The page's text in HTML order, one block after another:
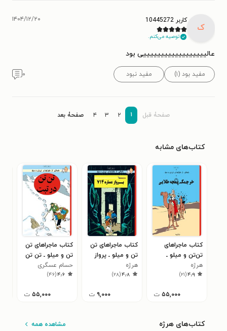
ک
کاربر 10445272
توصیه می‌کنم.
۱۴۰۴/۱۲/۲۰
عالییییییییییییییییییی بود
مفید بود (۱) مفید نبود ۰
صفحۀ قبل ۱ ۲ ۳ ۴ صفحۀ بعد
کتاب‌های مشابه
کتاب ماجراهای
تن‌تن و میلو ـ
خرچنگ پنجه طلایی
هرژه
۴٫۹(۲۱)
۵۵,۰۰۰ ت
کتاب ماجراهای تن
تن و میلو ـ پرواز
شماره ۷۱۴
هرژه
۴٫۸(۲۸)
۹,۰۰۰ ت
کتاب ماجراهای تن
تن و میلو ـ تن تن
در تبت
حسام عسگری
۴٫۶(۴۶)
۵۵,۰۰۰ ت
کتاب‌های هرژه مشاهده همه